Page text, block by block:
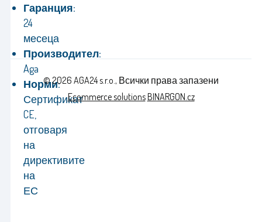
Гаранция:
24
месеца
Производител:
Aga
Норми:
Сертификат
CE,
отговаря
на
директивите
на
ЕС
© 2026 AGA24 s.r.o., Всички права запазени
Ecommerce solutionsBINARGON.cz